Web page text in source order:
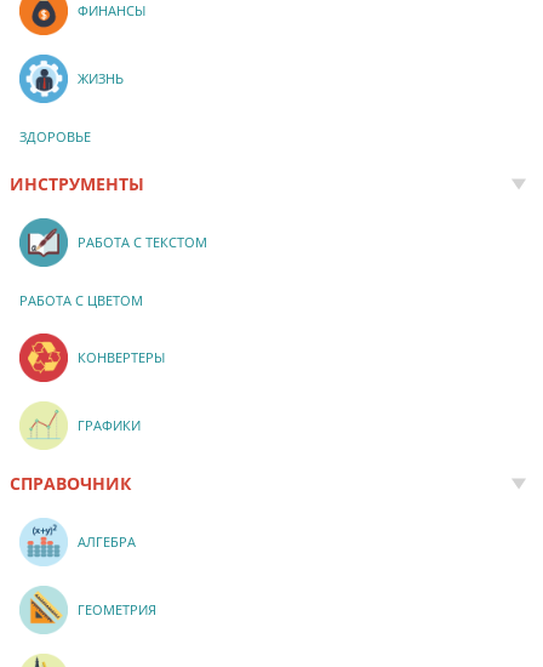
ФИНАНСЫ
ЖИЗНЬ
ЗДОРОВЬЕ
ИНСТРУМЕНТЫ
РАБОТА С ТЕКСТОМ
РАБОТА С ЦВЕТОМ
КОНВЕРТЕРЫ
ГРАФИКИ
СПРАВОЧНИК
АЛГЕБРА
ГЕОМЕТРИЯ